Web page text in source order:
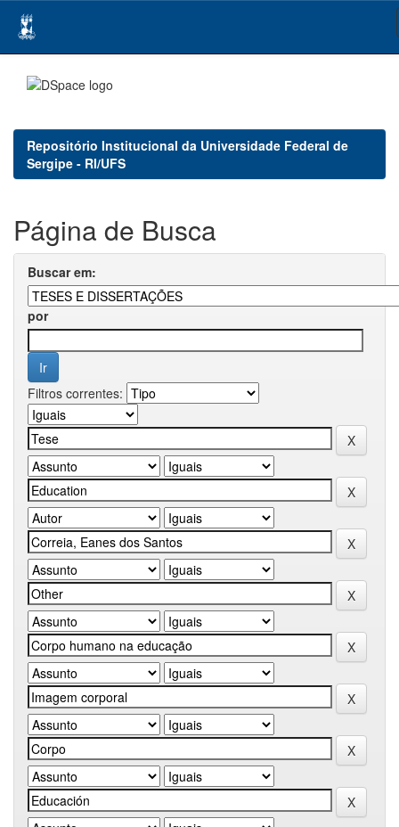
navigation
Repositório Institucional da Universidade Federal de
Sergipe - RI/UFS
Página de Busca
Buscar em:
por
Filtros correntes: